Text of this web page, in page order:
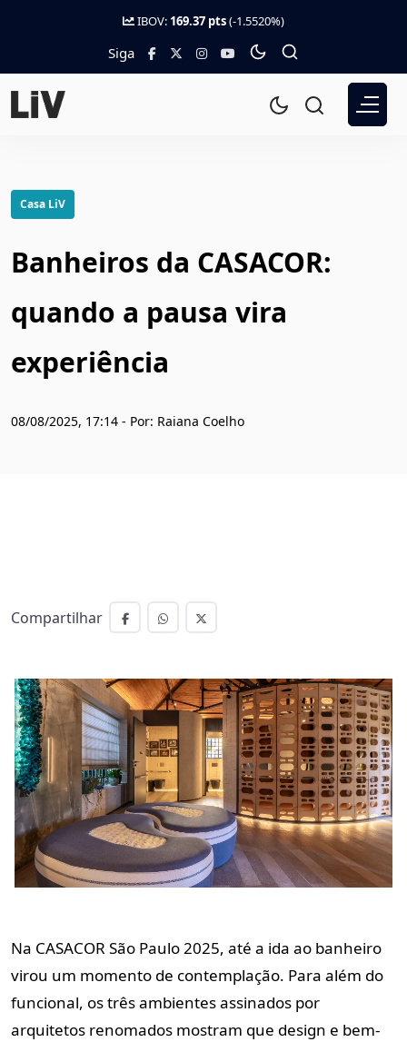
IBOV: 169.37 pts(-1.5520%)
Siga
Casa LiV
Banheiros da CASACOR:
quando a pausa vira
experiência
08/08/2025, 17:14 - Por: Raiana Coelho
Compartilhar
Na CASACOR São Paulo 2025, até a ida ao banheiro
virou um momento de contemplação. Para além do
funcional, os três ambientes assinados por
arquitetos renomados mostram que design e bem-